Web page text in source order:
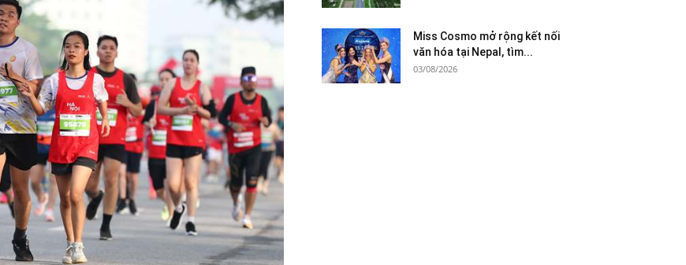
Miss Cosmo mở rộng kết nối
văn hóa tại Nepal, tìm...
03/08/2026